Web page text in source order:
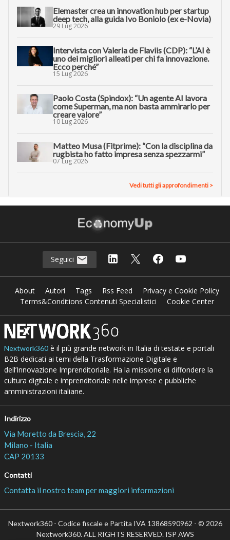
Elemaster crea un innovation hub per startup
deep tech, alla guida Ivo Boniolo (ex e-Novia)
29 Lug 2026
Intervista con Valeria de Flaviis (CDP): “L’AI è
uno dei migliori alleati per chi fa innovazione.
Ecco perché”
15 Lug 2026
Paolo Costa (Spindox): “Un agente AI lavora
come Superman, ma non basta ammirarlo per
creare valore”
10 Lug 2026
Matteo Musa (Fitprime): “Con la disciplina da
rugbista ho fatto impresa senza spezzarmi”
07 Lug 2026
Vedi tutti gli approfondimenti >
Seguici
About Autori Tags Rss Feed
Privacy e Cookie Policy
Terms&Conditions Contenuti Specialistici
Cookie Center
Nextwork360è il più grande network in Italia di testate e portali
B2B dedicati ai temi della Trasformazione Digitale e
dell’Innovazione Imprenditoriale. Ha la missione di diffondere la
cultura digitale e imprenditoriale nelle imprese e pubbliche
amministrazioni italiane.
Indirizzo
Via Moretto da Brescia, 22
Milano - Italia
CAP 20133
Contatti
Contatta il nostro team per maggiori informazioni
Nextwork360 - Codice fiscale e Partita IVA 13868590962 - © 2026
Nextwork360. ALL RIGHTS RESERVED. ISP AWS